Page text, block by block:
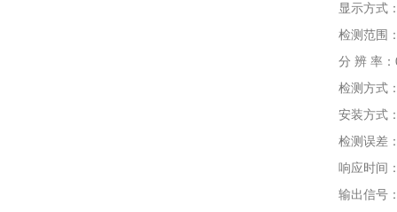
显示方式：
检测范围：
分 辨 率：
检测方式：
安装方式：
检测误差：
响应时间：
输出信号：